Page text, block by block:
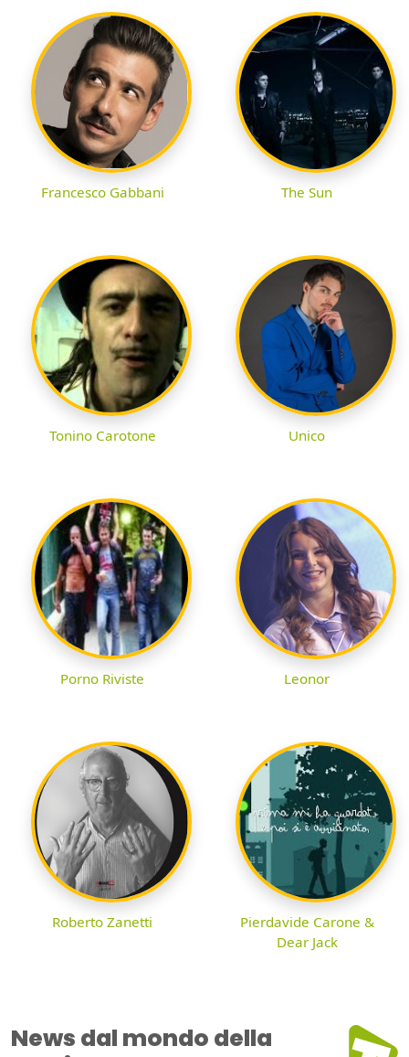
Francesco Gabbani The Sun
Tonino Carotone Unico
Porno Riviste Leonor
Roberto Zanetti
Pierdavide Carone &
Dear Jack
News dal mondo della